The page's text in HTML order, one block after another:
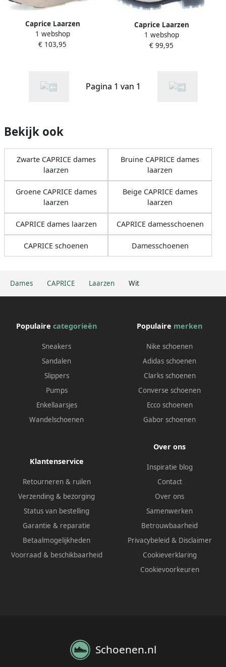
Dames CAPRICE Laarzen Wit
Caprice Laarzen
1 webshop
€ 103,95
Caprice Laarzen
1 webshop
€ 99,95
Pagina 1 van 1
Bekijk ook
Zwarte CAPRICE dames
laarzen
Bruine CAPRICE dames
laarzen
Groene CAPRICE dames
laarzen
Beige CAPRICE dames
laarzen
CAPRICE dames laarzen CAPRICE damesschoenen
CAPRICE schoenen Damesschoenen
Populaire categorieën
Sneakers
Sandalen
Slippers
Pumps
Enkellaarsjes
Wandelschoenen
Populaire merken
Nike schoenen
Adidas schoenen
Clarks schoenen
Converse schoenen
Ecco schoenen
Gabor schoenen
Klantenservice
Retourneren & ruilen
Verzending & bezorging
Status van bestelling
Garantie & reparatie
Betaalmogelijkheden
Voorraad & beschikbaarheid
Over ons
Inspiratie blog
Contact
Over ons
Samenwerken
Betrouwbaarheid
Privacybeleid & Disclaimer
Cookieverklaring
Cookievoorkeuren
Schoenen.nl